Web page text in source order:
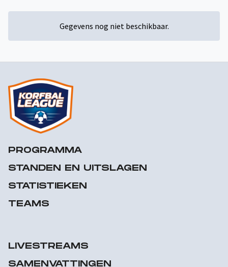
Gegevens nog niet beschikbaar.
PROGRAMMA
STANDEN EN UITSLAGEN
STATISTIEKEN
TEAMS
LIVESTREAMS
SAMENVATTINGEN